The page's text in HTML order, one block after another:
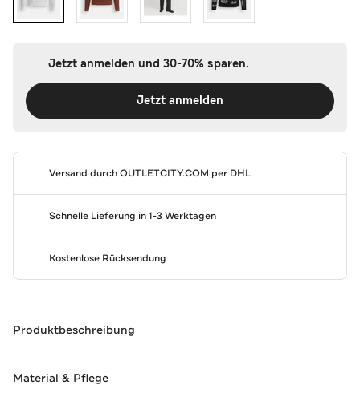
Jetzt anmelden und 30-70% sparen.
Jetzt anmelden
Versand durchOUTLETCITY.COM per DHL
Schnelle Lieferung in 1-3 Werktagen
Kostenlose Rücksendung
Produktbeschreibung
Material & Pflege